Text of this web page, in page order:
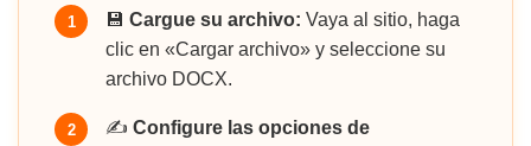
1 💾 Cargue su archivo: Vaya al sitio, haga
clic en «Cargar archivo» y seleccione su
archivo DOCX.
2 ✍️ Configure las opciones de